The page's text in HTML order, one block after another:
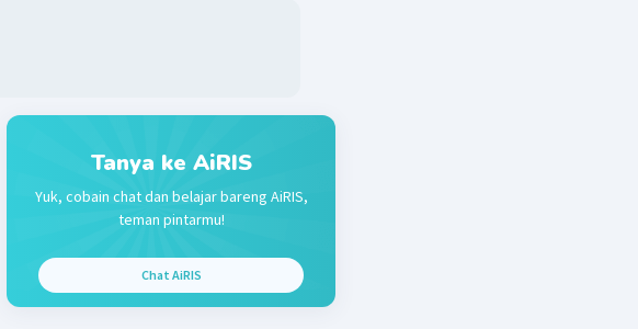
Tanya ke AiRIS
Yuk, cobain chat dan belajar bareng AiRIS,
teman pintarmu!
Chat AiRIS